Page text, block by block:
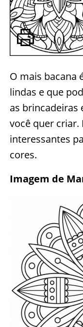
O mais bacana
lindas e que
as brincadeiras
você quer
interessantes
cores.
Imagem de